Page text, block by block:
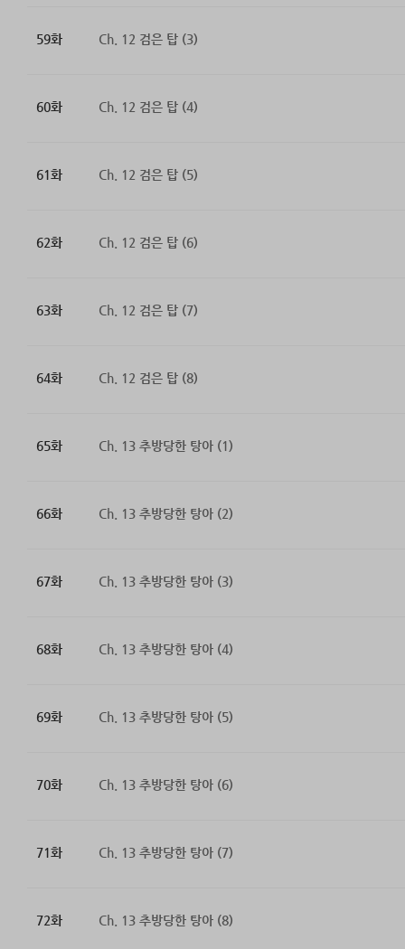
59화 Ch. 12 검은 탑 (3)
60화 Ch. 12 검은 탑 (4)
61화 Ch. 12 검은 탑 (5)
62화 Ch. 12 검은 탑 (6)
63화 Ch. 12 검은 탑 (7)
64화 Ch. 12 검은 탑 (8)
65화 Ch. 13 추방당한 탕아 (1)
66화 Ch. 13 추방당한 탕아 (2)
67화 Ch. 13 추방당한 탕아 (3)
68화 Ch. 13 추방당한 탕아 (4)
69화 Ch. 13 추방당한 탕아 (5)
70화 Ch. 13 추방당한 탕아 (6)
71화 Ch. 13 추방당한 탕아 (7)
72화 Ch. 13 추방당한 탕아 (8)